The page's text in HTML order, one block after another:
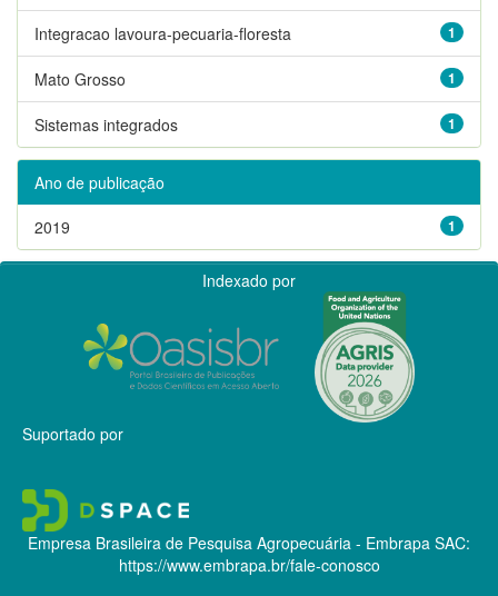
1
Integracao lavoura-pecuaria-floresta
1
Mato Grosso
1
Sistemas integrados
Ano de publicação
1
2019
Indexado por
Suportado por
Empresa Brasileira de Pesquisa Agropecuária - Embrapa SAC:
https://www.embrapa.br/fale-conosco